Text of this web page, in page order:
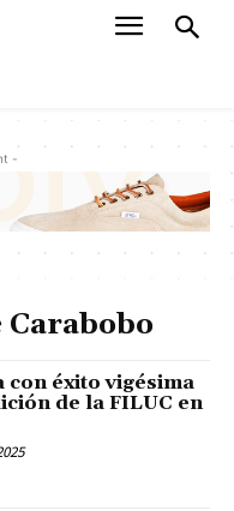
-
con éxito vigésima
de la FILUC en